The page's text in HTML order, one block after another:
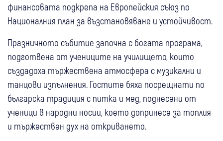
финансовата подкрепа на Европейския съюз по
Националния план за възстановяване и устойчивост.
Празничното събитие започна с богата програма,
подготвена от учениците на училището, които
създадоха тържествена атмосфера с музикални и
танцови изпълнения. Гостите бяха посрещнати по
българска традиция с питка и мед, поднесени от
ученици в народни носии, което допринесе за топлия
и тържествен дух на откриването.